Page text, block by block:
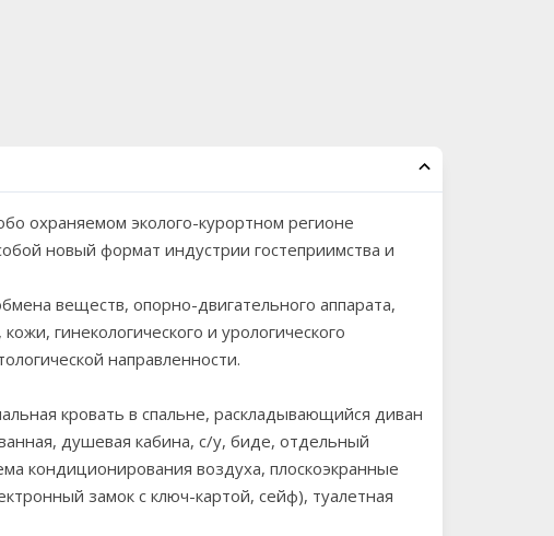
охраняемом эколого-курортном регионе
новый формат индустрии гостеприимства и
веществ, опорно-двигательного аппарата,
гинекологического и урологического
направленности.
кровать в спальне, раскладывающийся диван
душевая кабина, с/у, биде, отдельный
кондиционирования воздуха, плоскоэкранные
замок с ключ-картой, сейф), туалетная